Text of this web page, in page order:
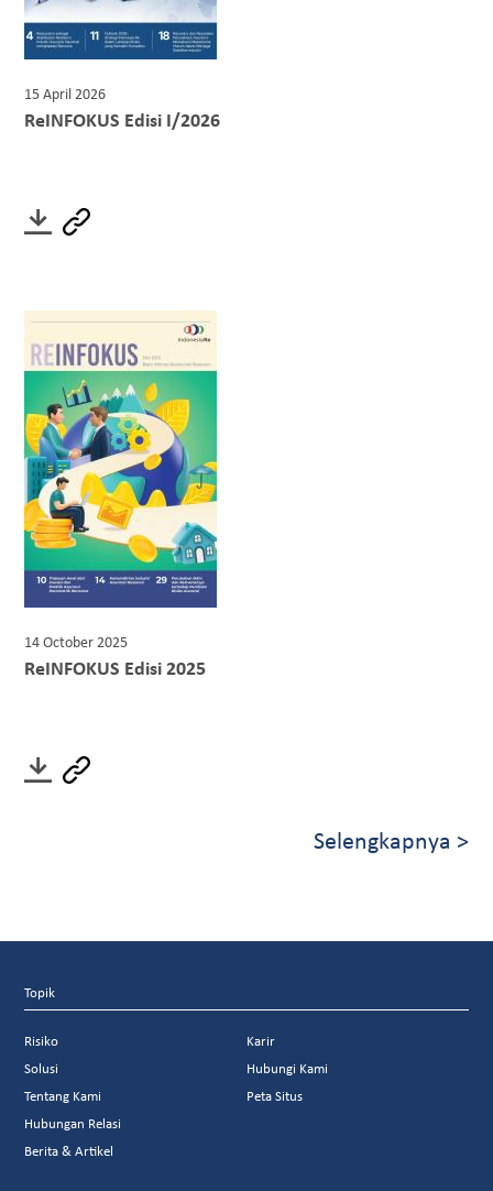
15 April 2026
ReINFOKUS Edisi I/2026
14 October 2025
ReINFOKUS Edisi 2025
Selengkapnya >
Topik
Risiko
Solusi
Tentang Kami
Hubungan Relasi
Berita & Artikel
Karir
Hubungi Kami
Peta Situs